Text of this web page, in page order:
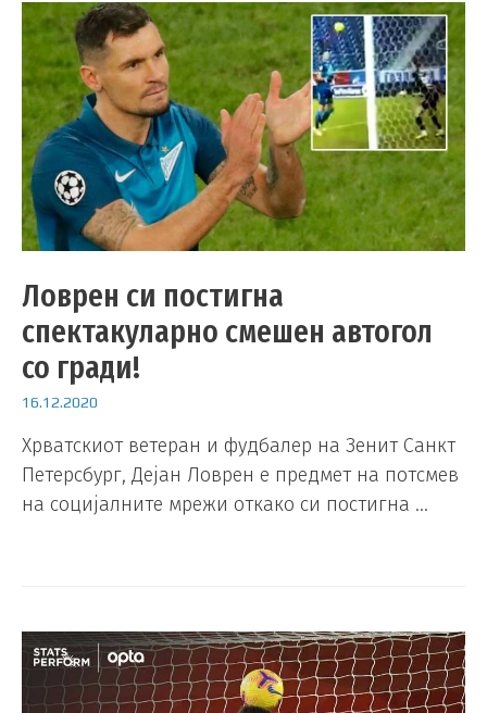
Ловрен си постигна
спектакуларно смешен автогол
со гради!
16.12.2020
Хрватскиот ветеран и фудбалер на Зенит Санкт
Петерсбург, Дејан Ловрен е предмет на потсмев
на социјалните мрежи откако си постигна …